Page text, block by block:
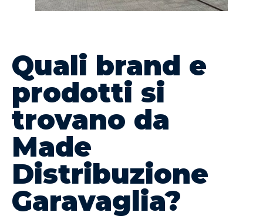
Quali brand e
prodotti si
trovano da
Made
Distribuzione
Garavaglia?